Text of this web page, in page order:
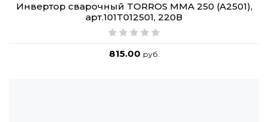
Инвертор сварочный TORROS MMA 250 (A2501),
арт.101T012501, 220В
815.00 руб.